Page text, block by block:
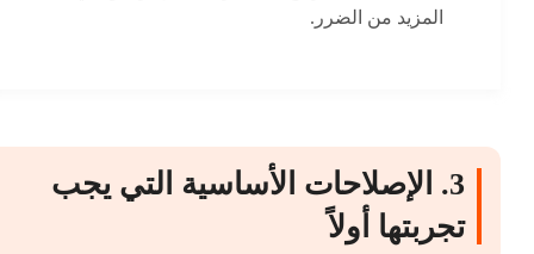
المزيد من الضرر.
3. الإصلاحات الأساسية التي يجب
تجربتها أولاً